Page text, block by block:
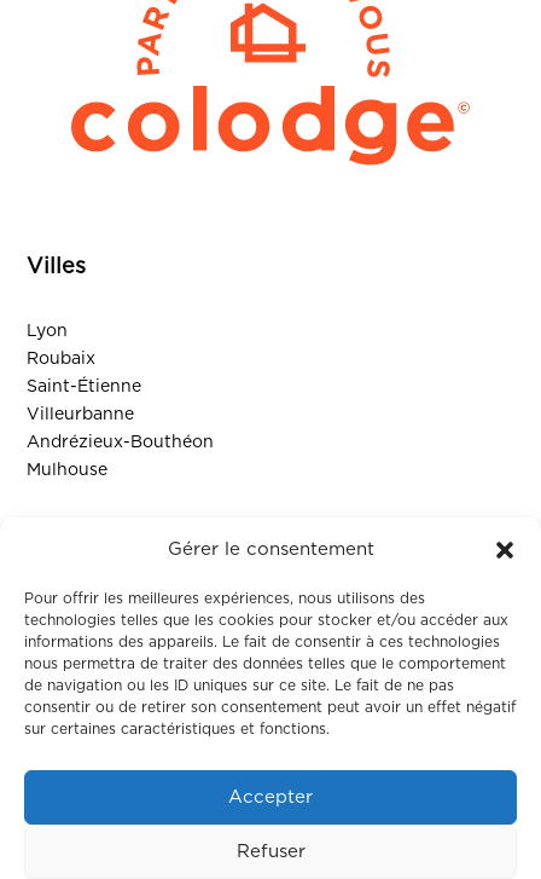
Gérer le consentement
Pour offrir les meilleures expériences, nous utilisons des
technologies telles que les cookies pour stocker et/ou accéder aux
informations des appareils. Le fait de consentir à ces technologies
nous permettra de traiter des données telles que le comportement
de navigation ou les ID uniques sur ce site. Le fait de ne pas
consentir ou de retirer son consentement peut avoir un effet négatif
sur certaines caractéristiques et fonctions.
Accepter
Refuser
Villes
Lyon
Roubaix
Saint-Étienne
Villeurbanne
Andrézieux-Bouthéon
Mulhouse
Contact
Colodge
À propos